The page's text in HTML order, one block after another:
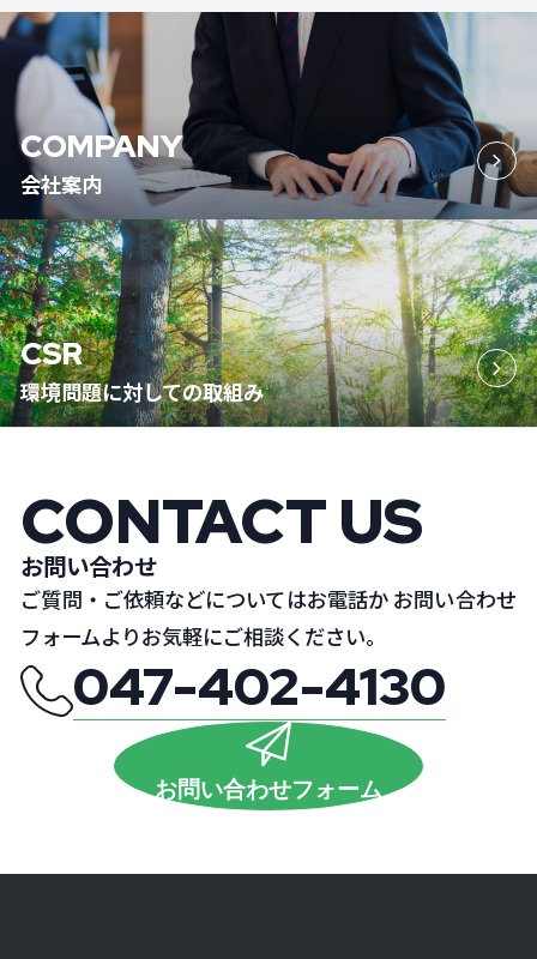
COMPANY
会社案内
CSR
環境問題に対しての取組み
CONTACT US
お問い合わせ
ご質問・ご依頼などについてはお電話か お問い合わせ
フォームよりお気軽にご相談ください。
047-402-4130
お問い合わせフォーム